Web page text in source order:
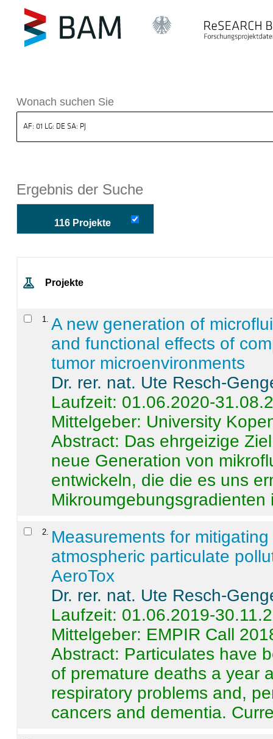
BAM
Wonach suchen Sie
Ergebnis der Suche
116 Projekte
Projekte
1
A new generation of
and functional effects of
tumor microenvironments
Dr. rer. nat. Ute Resch-
Laufzeit: 01.06.2020-
Mittelgeber: University
Abstract: Das ehrgeizige
neue Generation von
entwickeln, die die es uns
Mikroumgebungsgradienten
2
Measurements for
atmospheric particulate
AeroTox
Dr. rer. nat. Ute Resch-
Laufzeit: 01.06.2019-
Mittelgeber: EMPIR Call
Abstract: Particulates have
of premature deaths a year
respiratory problems and,
cancers and dementia.